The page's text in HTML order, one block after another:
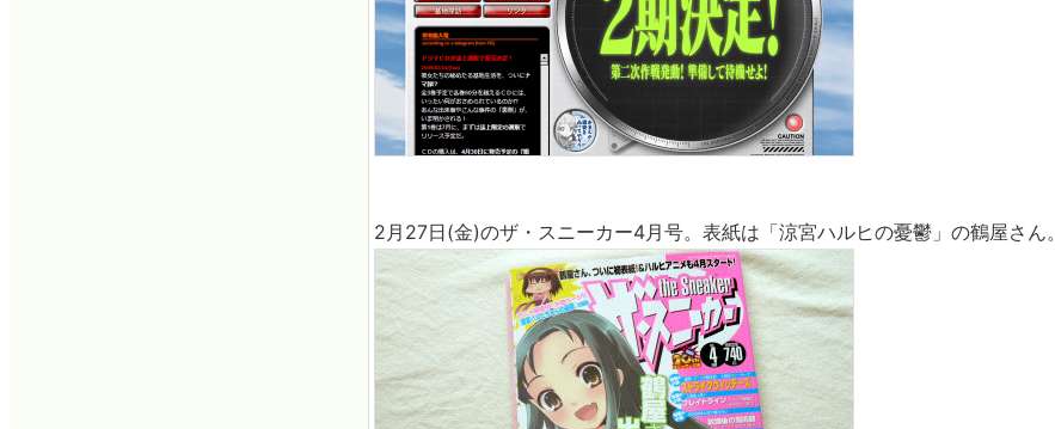
2月27日(金)のザ・スニーカー4月号。表紙は「涼宮ハルヒの憂鬱」の鶴屋さん。